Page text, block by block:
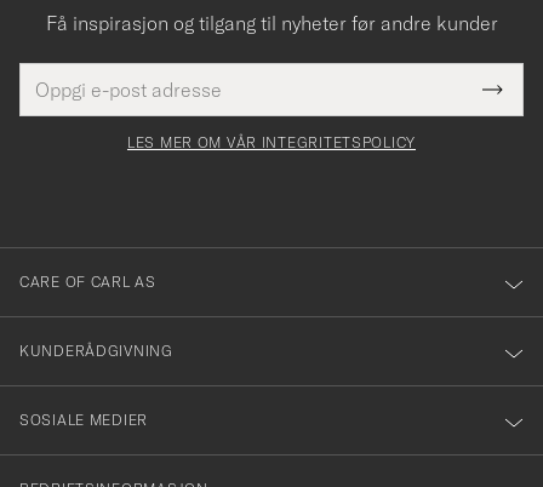
Få inspirasjon og tilgang til nyheter før andre kunder
postadresse
felt
Tack
för
dig
till
vårt
nyhetsbrev!
LES MER OM VÅR INTEGRITETSPOLICY
CARE OF CARL AS
KUNDERÅDGIVNING
SOSIALE MEDIER